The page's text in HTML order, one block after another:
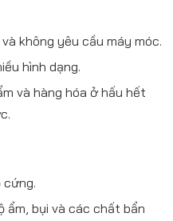
không yêu cầu máy móc.
hình dạng.
và hàng hóa ở hấu hết
cứng.
ẩm, bụi và các chất bẩn